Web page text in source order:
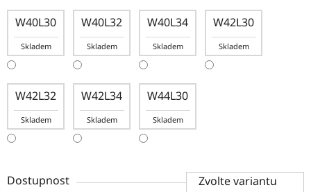
W40L30
Skladem
W40L32
Skladem
W40L34
Skladem
W42L30
Skladem
W42L32
Skladem
W42L34
Skladem
W44L30
Skladem
Dostupnost
Zvolte variantu